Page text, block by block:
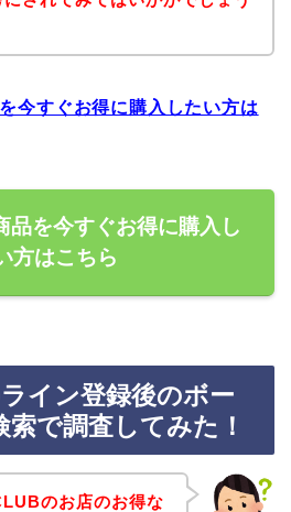
今すぐお得に購入したい方は
を今すぐお得に購入し
方はこちら
イン登録後のボー
で調査してみた！
のお店のお得な